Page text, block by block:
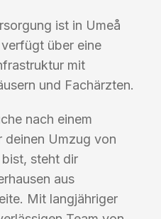
ist in Umeå
über eine
mit
und Fachärzten.
nach einem
deinen Umzug von
steht dir
aus
Mit langjähriger